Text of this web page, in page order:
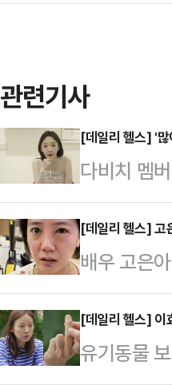
관련기사
[데일리 헬스] '
다비치 멤
리고 있다.
영상이 게
수 있는 직
끝을 본다.
많이 먹는
하고 흰 쌀
[데일리 헬스] 고
배우 고은
아는 자신
쪽 눈이 퉁
증상에 대
[데일리 헬스] 이
유기동물